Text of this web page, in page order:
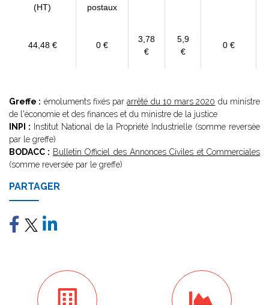
(HT)
postaux
44,48 € 0 €
3,78
€
5,9
€
0 €
Greffe : émoluments fixés pararrêté du 10 mars 2020 du ministre
de l'économie et des finances et du ministre de la justice
INPI : Institut National de la Propriété Industrielle (somme reversée
par le greffe)
BODACC : Bulletin Officiel des Annonces Civiles et Commerciales
(somme reversée par le greffe)
PARTAGER